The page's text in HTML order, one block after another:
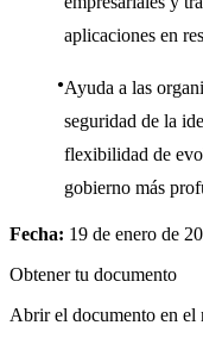
aplicaciones en
Ayuda a las
seguridad de la
flexibilidad de
gobierno más
Fecha: 19 de enero de
Obtener tu documento
Abrir el documento en el